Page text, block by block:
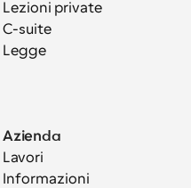
Lezioni private
C-suite
Legge
Azienda
Lavori
Informazioni